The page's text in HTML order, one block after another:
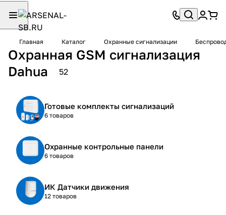
Главная Каталог Охранные сигнализации
Охранная GSM сигнализация
Dahua
52
Готовые комплекты сигнализаций
6 товаров
Охранные контрольные панели
6 товаров
ИК Датчики движения
12 товаров